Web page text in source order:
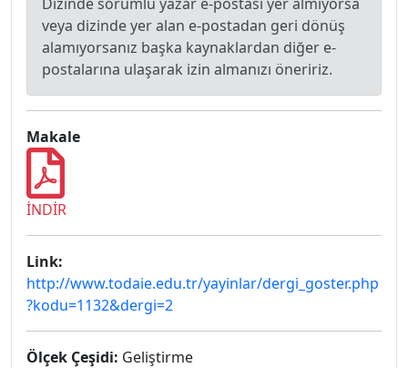
veya dizinde yer alan e-postadan geri dönüş
alamıyorsanız başka kaynaklardan diğer e-
postalarına ulaşarak izin almanızı öneririz.
Makale
İNDİR
Link:
http://www.todaie.edu.tr/yayinlar/dergi_goster.php
?kodu=1132&dergi=2
Ölçek Çeşidi: Geliştirme